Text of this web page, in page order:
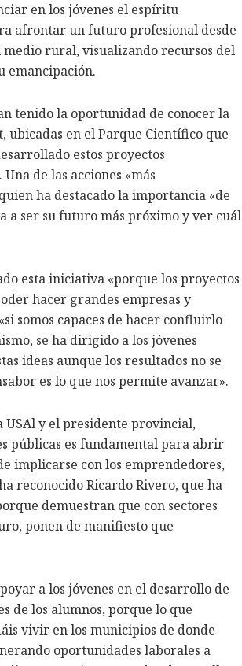
en los jóvenes el espíritu
afrontar un futuro profesional desde
rural, visualizando recursos del
emancipación.
tenido la oportunidad de conocer la
en el Parque Científico que
estos proyectos
de las acciones «más
ha destacado la importancia «de
a ser su futuro más próximo y ver cuál
esta iniciativa «porque los proyectos
hacer grandes empresas y
somos capaces de hacer confluirlo
se ha dirigido a los jóvenes
ideas aunque los resultados no se
es lo que nos permite avanzar».
USAl y el presidente provincial,
públicas es fundamental para abrir
implicarse con los emprendedores,
reconocido Ricardo Rivero, que ha
demuestran que con sectores
ponen de manifiesto que
a los jóvenes en el desarrollo de
de los alumnos, porque lo que
vivir en los municipios de donde
oportunidades laborales a